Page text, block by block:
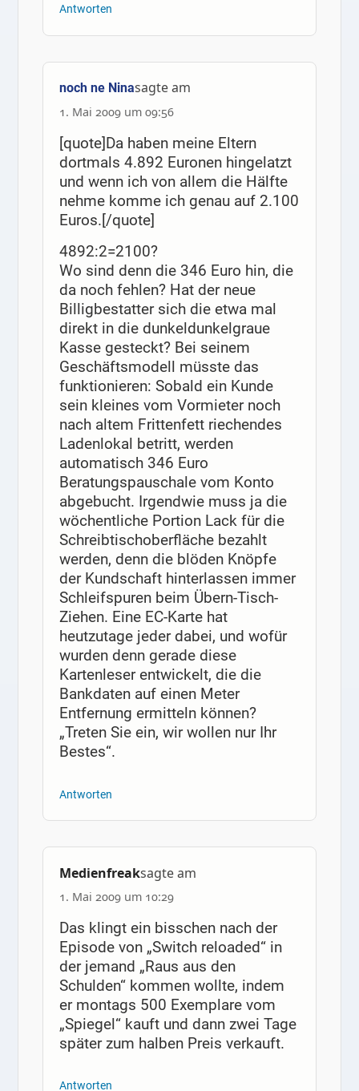
Antworten
noch ne Ninasagte am
1. Mai 2009 um 09:56
[quote]Da haben meine Eltern
dortmals 4.892 Euronen hingelatzt
und wenn ich von allem die Hälfte
nehme komme ich genau auf 2.100
Euros.[/quote]
4892:2=2100?
Wo sind denn die 346 Euro hin, die
da noch fehlen? Hat der neue
Billigbestatter sich die etwa mal
direkt in die dunkeldunkelgraue
Kasse gesteckt? Bei seinem
Geschäftsmodell müsste das
funktionieren: Sobald ein Kunde
sein kleines vom Vormieter noch
nach altem Frittenfett riechendes
Ladenlokal betritt, werden
automatisch 346 Euro
Beratungspauschale vom Konto
abgebucht. Irgendwie muss ja die
wöchentliche Portion Lack für die
Schreibtischoberfläche bezahlt
werden, denn die blöden Knöpfe
der Kundschaft hinterlassen immer
Schleifspuren beim Übern-Tisch-
Ziehen. Eine EC-Karte hat
heutzutage jeder dabei, und wofür
wurden denn gerade diese
Kartenleser entwickelt, die die
Bankdaten auf einen Meter
Entfernung ermitteln können?
„Treten Sie ein, wir wollen nur Ihr
Bestes“.
Antworten
Medienfreaksagte am
1. Mai 2009 um 10:29
Das klingt ein bisschen nach der
Episode von „Switch reloaded“ in
der jemand „Raus aus den
Schulden“ kommen wollte, indem
er montags 500 Exemplare vom
„Spiegel“ kauft und dann zwei Tage
später zum halben Preis verkauft.
Antworten